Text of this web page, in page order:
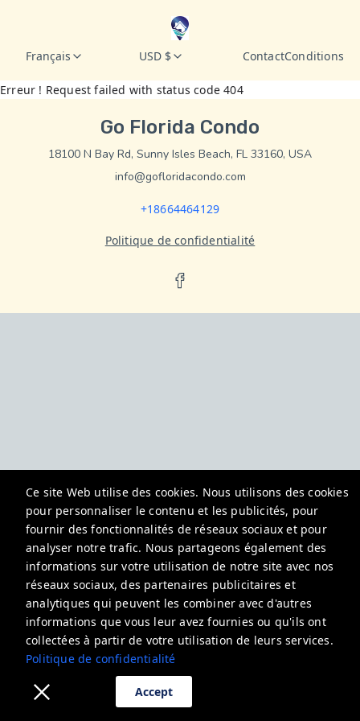
Ce site Web utilise des cookies. Nous utilisons des cookies
pour personnaliser le contenu et les publicités, pour
fournir des fonctionnalités de réseaux sociaux et pour
analyser notre trafic. Nous partageons également des
informations sur votre utilisation de notre site avec nos
réseaux sociaux, des partenaires publicitaires et
analytiques qui peuvent les combiner avec d'autres
informations que vous leur avez fournies ou qu'ils ont
collectées à partir de votre utilisation de leurs services.
Politique de confidentialité
Accept
Français USD $ ContactConditions
Erreur ! Request failed with status code 404
Go Florida Condo
18100 N Bay Rd, Sunny Isles Beach, FL 33160, USA
info@gofloridacondo.com
+18664464129
Politique de confidentialité